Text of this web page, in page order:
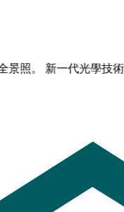
新一代光學技術，